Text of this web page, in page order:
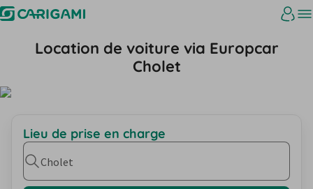
Location de voiture via Europcar
Cholet
Lieu de prise en charge
Cholet